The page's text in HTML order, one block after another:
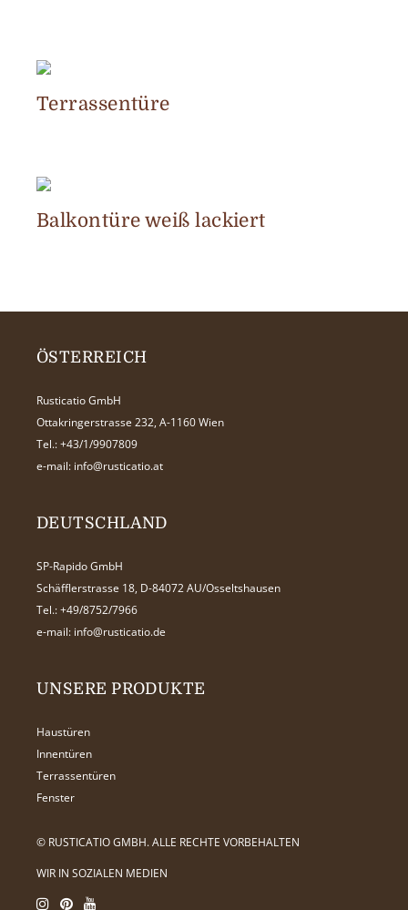
Terrassentüre
Balkontüre weiß lackiert
ÖSTERREICH
Rusticatio GmbH
Ottakringerstrasse 232, A-1160 Wien
Tel.: +43/1/9907809
e-mail: info@rusticatio.at
DEUTSCHLAND
SP-Rapido GmbH
Schäfflerstrasse 18, D-84072 AU/Osseltshausen
Tel.: +49/8752/7966
e-mail: info@rusticatio.de
UNSERE PRODUKTE
Haustüren
Innentüren
Terrassentüren
Fenster
© RUSTICATIO GMBH. ALLE RECHTE VORBEHALTEN
WIR IN SOZIALEN MEDIEN